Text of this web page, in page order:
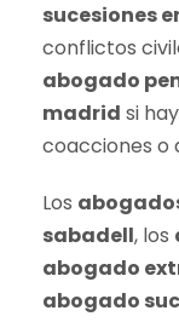
sucesiones
conflictos
abogado
madrid si
coacciones o
Los
sabadell, los
abogado
abogado